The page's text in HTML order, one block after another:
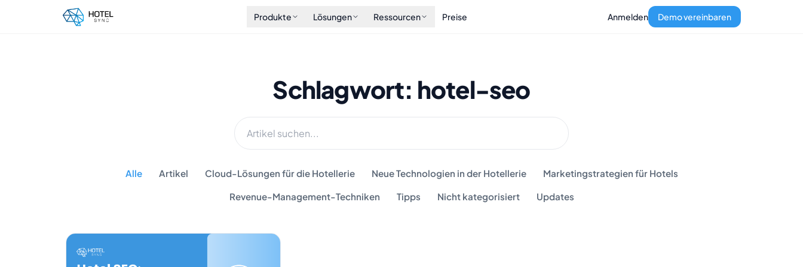
Produkte Lösungen Ressourcen Preise Anmelden Demo vereinbaren
Schlagwort: hotel-seo
Alle Artikel Cloud-Lösungen für die Hotellerie Neue Technologien in der Hotellerie Marketingstrategien für Hotels
Revenue-Management-Techniken Tipps Nicht kategorisiert Updates